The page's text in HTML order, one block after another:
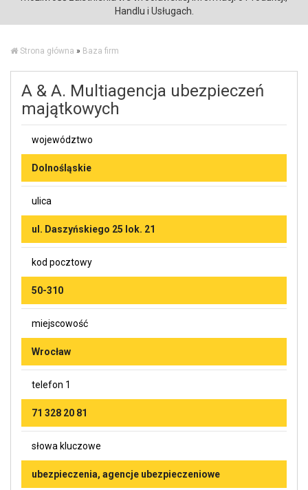
Handlu i Usługach.
Strona główna » Baza firm
A & A. Multiagencja ubezpieczeń
majątkowych
województwo
Dolnośląskie
ulica
ul. Daszyńskiego 25 lok. 21
kod pocztowy
50-310
miejscowość
Wrocław
telefon 1
71 328 20 81
słowa kluczowe
ubezpieczenia, agencje ubezpieczeniowe